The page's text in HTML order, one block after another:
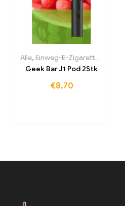
Einweg-E-Zigaretten Irland,Einweg-E-
Alle, Einweg-E-Zigaretten Irland
Geek Bar J1 Pod 2Stk
€8,70